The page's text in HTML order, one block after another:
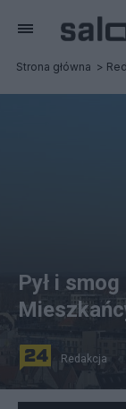
Strona główna
Dym z komina
Pył i
Redakcja